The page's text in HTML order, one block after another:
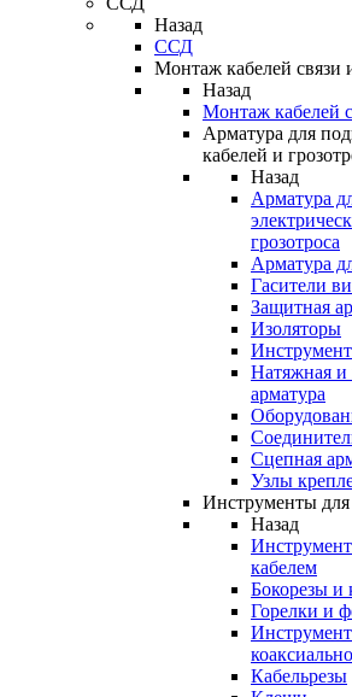
Назад
ССД
Монтаж кабелей связи
Назад
Монтаж кабелей
Арматура для
кабелей и
Назад
Арматура
грозотроса
Арматура
Гасители
Защитная
Изоляторы
Натяжная
арматура
Сцепная
Узлы
Инструменты для
Назад
кабелем
Бокорезы и
Горелки и
Кабельрезы